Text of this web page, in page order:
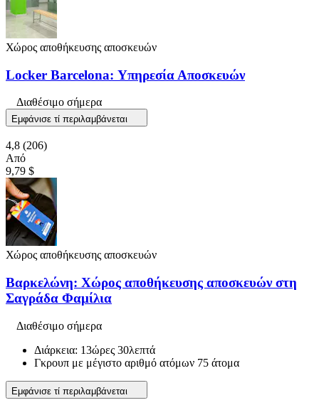
Χώρος αποθήκευσης αποσκευών
Locker Barcelona: Υπηρεσία Αποσκευών
Διαθέσιμο σήμερα
Εμφάνισε τί περιλαμβάνεται
4,8 (206)
Από
9,79 $
Χώρος αποθήκευσης αποσκευών
Βαρκελώνη: Χώρος αποθήκευσης αποσκευών στη
Σαγράδα Φαμίλια
Διαθέσιμο σήμερα
Διάρκεια: 13ώρες 30λεπτά
Γκρουπ με μέγιστο αριθμό ατόμων 75 άτομα
Εμφάνισε τί περιλαμβάνεται